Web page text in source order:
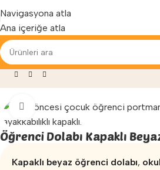
Navigasyona atla
Ana içeriğe atla
Yenilenen arayüzümüz ile
»Anaokulu Portmantoları
Büyütmek için tıklayın
Öğrenci Dolabı Kapaklı
Kapaklı beyaz öğrenci dolabı,